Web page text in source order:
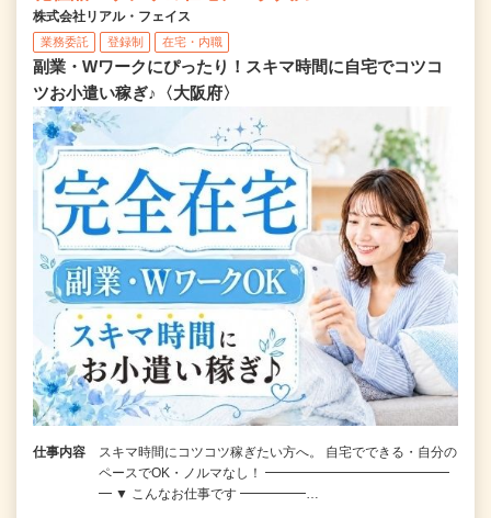
株式会社リアル・フェイス
業務委託 登録制 在宅・内職
副業・Wワークにぴったり！スキマ時間に自宅でコツコ
ツお小遣い稼ぎ♪〈大阪府〉
仕事内容
スキマ時間にコツコツ稼ぎたい方へ。 自宅でできる・自分の
ペースでOK・ノルマなし！ ━━━━━━━━━━━━━━
━ ▼ こんなお仕事です ━━━━━…